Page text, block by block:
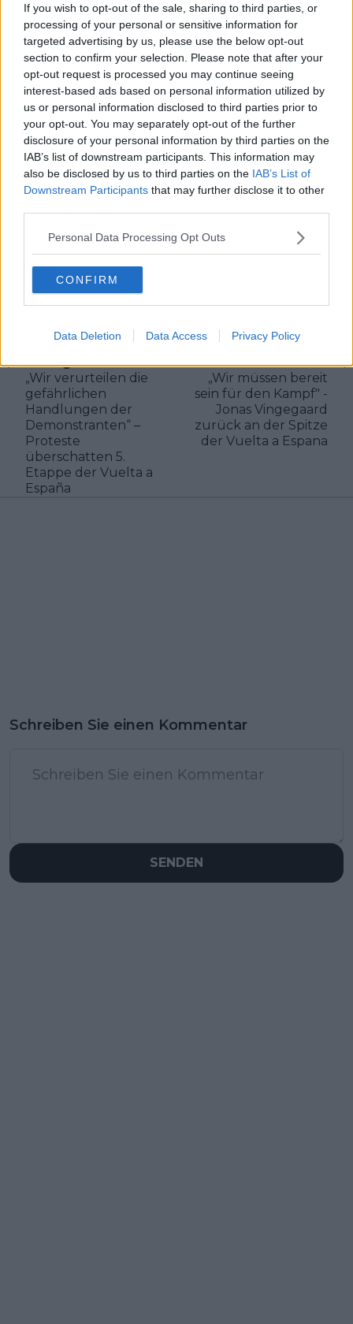
If you wish to opt-out of the sale, sharing to third parties, or
processing of your personal or sensitive information for
targeted advertising by us, please use the below opt-out
section to confirm your selection. Please note that after your
opt-out request is processed you may continue seeing
interest-based ads based on personal information utilized by
us or personal information disclosed to third parties prior to
your opt-out. You may separately opt-out of the further
disclosure of your personal information by third parties on the
IAB’s list of downstream participants. This information may
also be disclosed by us to third parties on the IAB’s List of
Downstream Participants that may further disclose it to other
Personal Data Processing Opt Outs
CONFIRM
Data Deletion Data Access Privacy Policy
und Hintergrundtexte rund um Teams, Fahrer und den
Rennkalender.
Seine journalistische Laufbahn begann Theo als
Praktikant und später als Werkstudent beim Online-
Gaming-Magazin EarlyGame. Aktuell studiert er
Ressortjournalismus an einer Hochschule. Theo arbeitet
aus München und ist in seiner redaktionellen Arbeit eng
mit den Kolleginnen und Kollegen der
Schwesterplattformen vernetzt, darunter Nicolas Gayer
und Oliver Ried. In seiner Berichterstattung legt er Wert
auf sorgfältige Quellenprüfung, klare Einordnung und die
zeitnahe Aktualisierung von Inhalten, sobald neue,
gesicherte Informationen vorliegen.
Vorheriger Artikel
„Wir verurteilen die
gefährlichen
Handlungen der
Demonstranten“ –
Proteste
überschatten 5.
Etappe der Vuelta a
España
Nächster Artikel
„Wir müssen bereit
sein für den Kampf" -
Jonas Vingegaard
zurück an der Spitze
der Vuelta a Espana
Schreiben Sie einen Kommentar
SENDEN